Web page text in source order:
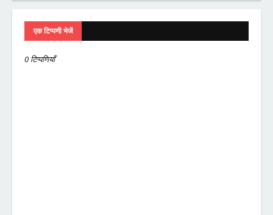
एक टिप्पणी भेजें
0 टिप्पणियाँ